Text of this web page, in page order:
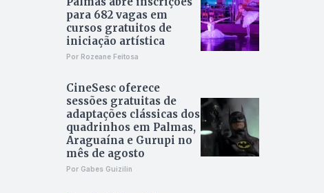
para 682 vagas em
cursos gratuitos de
iniciação artística
Por Rozeane Feitosa
CineSesc oferece
sessões gratuitas de
adaptações clássicas dos
quadrinhos em Palmas,
Araguaína e Gurupi no
mês de agosto
Por Gabes Guizilin